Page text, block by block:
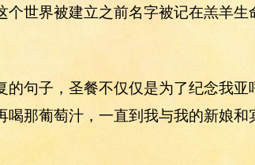
世界被建立之前名字被记在羔羊
句子，圣餐不仅仅是为了纪念我
那葡萄汁，一直到我与我的新娘和